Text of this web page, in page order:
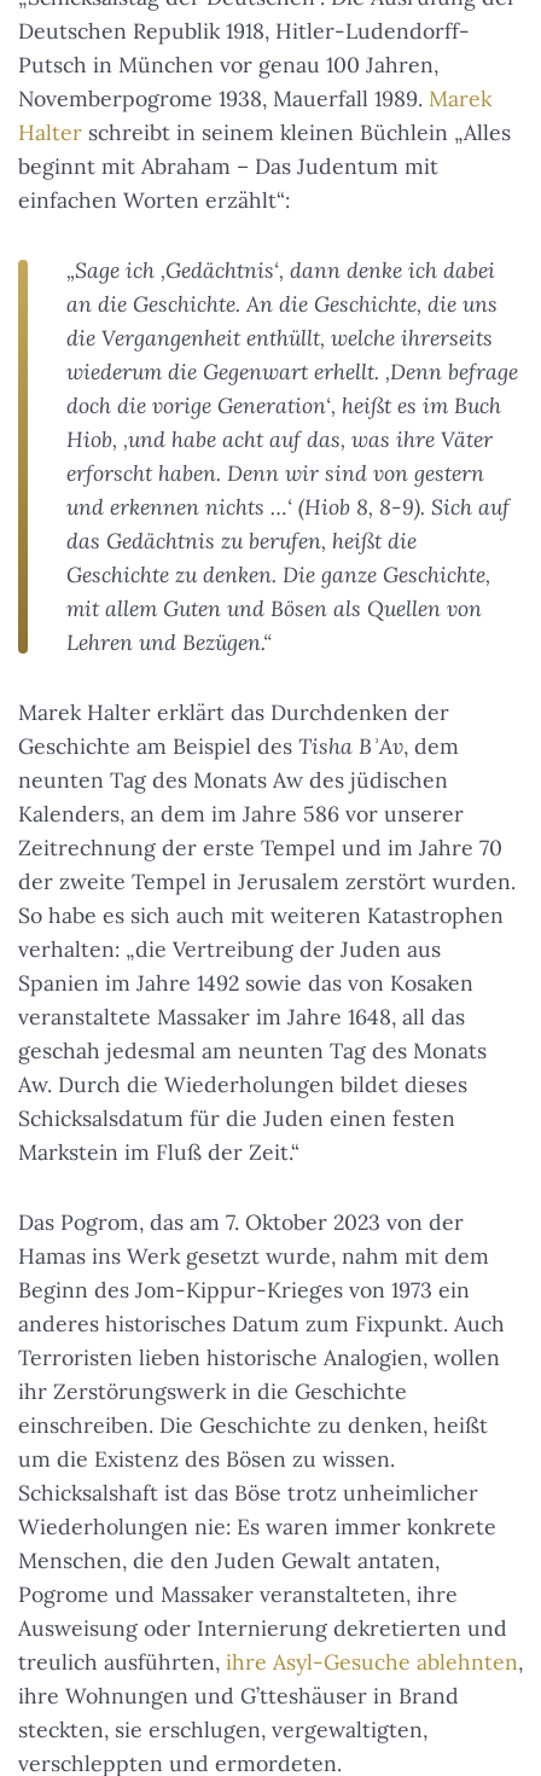
Deutschen Republik 1918, Hitler-Ludendorff-
Putsch in München vor genau 100 Jahren,
Novemberpogrome 1938, Mauerfall 1989. Marek
Halter schreibt in seinem kleinen Büchlein „Alles
beginnt mit Abraham – Das Judentum mit
einfachen Worten erzählt“:
„Sage ich ‚Gedächtnis‘, dann denke ich dabei
an die Geschichte. An die Geschichte, die uns
die Vergangenheit enthüllt, welche ihrerseits
wiederum die Gegenwart erhellt. ‚Denn befrage
doch die vorige Generation‘, heißt es im Buch
Hiob, ‚und habe acht auf das, was ihre Väter
erforscht haben. Denn wir sind von gestern
und erkennen nichts …‘ (Hiob 8, 8-9). Sich auf
das Gedächtnis zu berufen, heißt die
Geschichte zu denken. Die ganze Geschichte,
mit allem Guten und Bösen als Quellen von
Lehren und Bezügen.“
Marek Halter erklärt das Durchdenken der
Geschichte am Beispiel des Tisha BʾAv, dem
neunten Tag des Monats Aw des jüdischen
Kalenders, an dem im Jahre 586 vor unserer
Zeitrechnung der erste Tempel und im Jahre 70
der zweite Tempel in Jerusalem zerstört wurden.
So habe es sich auch mit weiteren Katastrophen
verhalten: „die Vertreibung der Juden aus
Spanien im Jahre 1492 sowie das von Kosaken
veranstaltete Massaker im Jahre 1648, all das
geschah jedesmal am neunten Tag des Monats
Aw. Durch die Wiederholungen bildet dieses
Schicksalsdatum für die Juden einen festen
Markstein im Fluß der Zeit.“
Das Pogrom, das am 7. Oktober 2023 von der
Hamas ins Werk gesetzt wurde, nahm mit dem
Beginn des Jom-Kippur-Krieges von 1973 ein
anderes historisches Datum zum Fixpunkt. Auch
Terroristen lieben historische Analogien, wollen
ihr Zerstörungswerk in die Geschichte
einschreiben. Die Geschichte zu denken, heißt
um die Existenz des Bösen zu wissen.
Schicksalshaft ist das Böse trotz unheimlicher
Wiederholungen nie: Es waren immer konkrete
Menschen, die den Juden Gewalt antaten,
Pogrome und Massaker veranstalteten, ihre
Ausweisung oder Internierung dekretierten und
treulich ausführten, ihre Asyl-Gesuche ablehnten,
ihre Wohnungen und G’tteshäuser in Brand
steckten, sie erschlugen, vergewaltigten,
verschleppten und ermordeten.